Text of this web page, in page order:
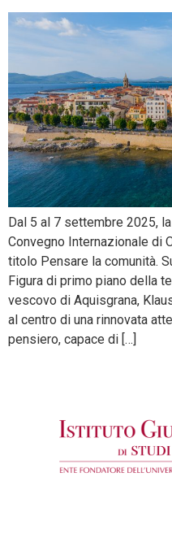
Dal 5 al 7 settembre 2025,
Convegno Internazionale di
titolo Pensare la comunità.
Figura di primo piano della
vescovo di Aquisgrana,
al centro di una rinnovata
pensiero, capace di […]